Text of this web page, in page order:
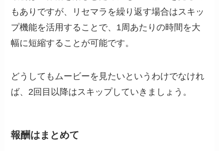
もありですが、リセマラを繰り返す場合はスキッ
プ機能を活用することで、1周あたりの時間を大
幅に短縮することが可能です。
どうしてもムービーを見たいというわけでなけれ
ば、2回目以降はスキップしていきましょう。
報酬はまとめて